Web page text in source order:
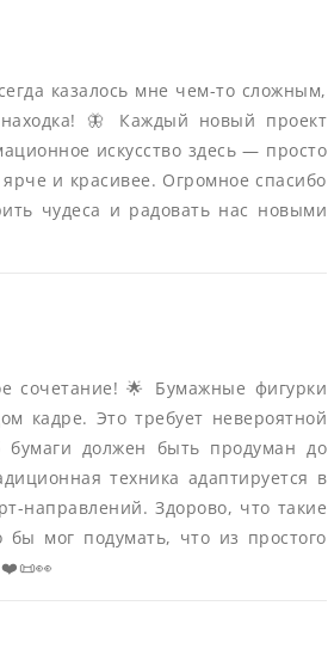
казалось мне чем-то сложным,
🦋 Каждый новый проект
искусство здесь — просто
и красивее. Огромное спасибо
чудеса и радовать нас новыми
сочетание! 🌟 Бумажные фигурки
кадре. Это требует невероятной
бумаги должен быть продуман до
техника адаптируется в
направлений. Здорово, что такие
бы мог подумать, что из простого